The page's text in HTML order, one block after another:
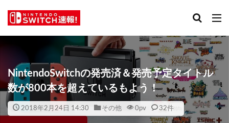
NintendoSwitchの発売済＆発売予定タイトル
数が800本を超えているもよう！
2018年2月24日 14:30 その他 0pv 32件